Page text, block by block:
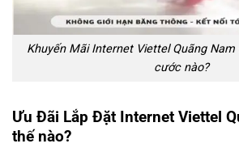
Khuyến Mãi Internet Viettel Quãng
cước nào?
Ưu Đãi Lắp Đặt Internet Viettel
thế nào?